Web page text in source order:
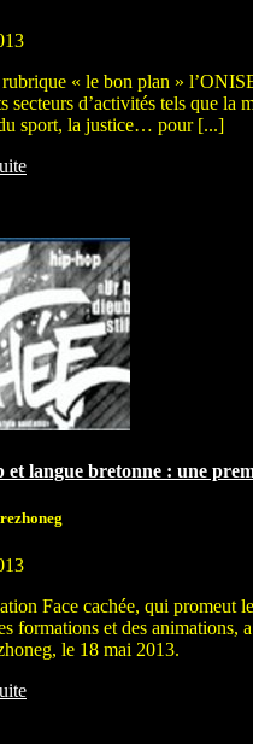
« le bon plan »
secteurs d’activités tels que la
sport, la justice… pour [...]
et langue bretonne : une
Face cachée, qui promeut
formations et des animations,
le 18 mai 2013.